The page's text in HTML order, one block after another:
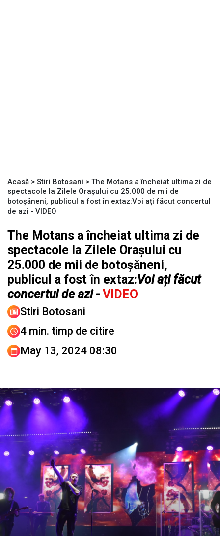
Acasă > Stiri Botosani > The Motans a încheiat ultima zi de
spectacole la Zilele Orașului cu 25.000 de mii de
botoșăneni, publicul a fost în extaz:Voi ați făcut concertul
de azi - VIDEO
The Motans a încheiat ultima zi de
spectacole la Zilele Orașului cu
25.000 de mii de botoșăneni,
publicul a fost în extaz:Voi ați făcut
concertul de azi -VIDEO
Stiri Botosani
4 min. timp de citire
May 13, 2024 08:30